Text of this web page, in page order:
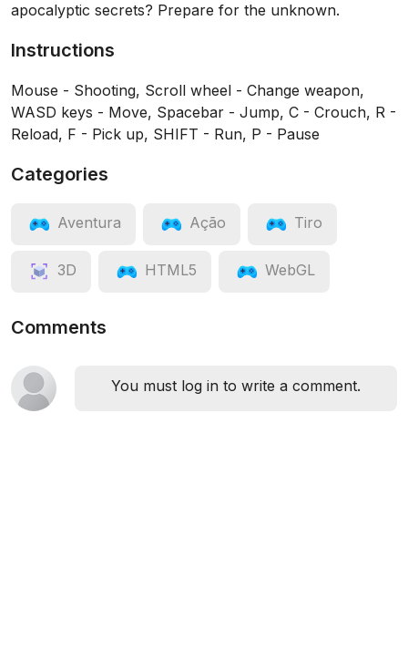
apocalyptic secrets? Prepare for the unknown.
Instructions
Mouse - Shooting, Scroll wheel - Change weapon,
WASD keys - Move, Spacebar - Jump, C - Crouch, R -
Reload, F - Pick up, SHIFT - Run, P - Pause
Categories
Aventura Ação Tiro
3D HTML5 WebGL
Comments
You must log in to write a comment.